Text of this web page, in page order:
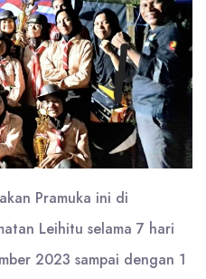
Pramuka ini di
Leihitu selama 7 hari
2023 sampai dengan 1